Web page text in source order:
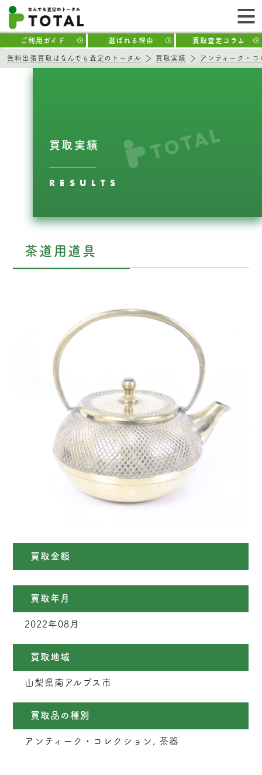
ご利用ガイド 選ばれる理由 買取査定コラム
無料出張買取はなんでも査定のトータル 買取実績 アンティーク・
買取実績
RESULTS
茶道用道具
買取金額
買取年月
2022年08月
買取地域
山梨県南アルプス市
買取品の種別
アンティーク・コレクション, 茶器